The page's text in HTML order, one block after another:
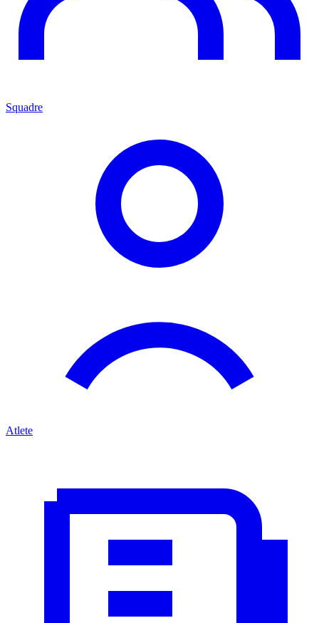
Squadre
Atlete